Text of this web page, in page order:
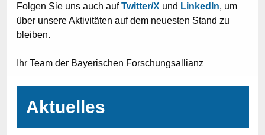
Folgen Sie uns auch aufTwitter/X und LinkedIn, um
über unsere Aktivitäten auf dem neuesten Stand zu
bleiben.
Ihr Team der Bayerischen Forschungsallianz
Aktuelles